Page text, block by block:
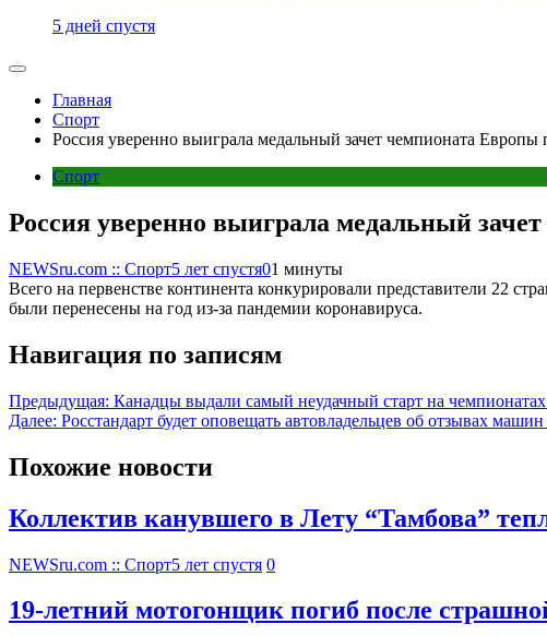
5 дней спустя
Главная
Спорт
Россия уверенно выиграла медальный зачет чемпионата
Спорт
Россия уверенно выиграла медальный
NEWSru.com :: Спорт5 лет спустя01 минуты
Всего на первенстве континента конкурировали представители 22
были перенесены на год из-за пандемии коронавируса.
Навигация по записям
Предыдущая: Канадцы выдали самый неудачный старт на
Далее: Росстандарт будет оповещать автовладельцев об отзывах машин
Похожие новости
Коллектив канувшего в Лету “Тамбова”
NEWSru.com :: Спорт5 лет спустя 0
19-летний мотогонщик погиб после